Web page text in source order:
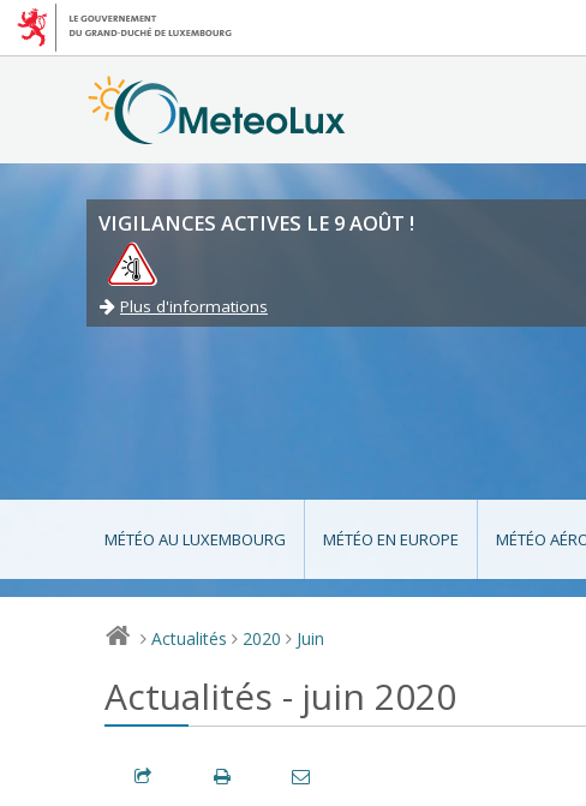
VIGILANCES ACTIVES LE 9 AOÛT !
Plus d'informations
MÉTÉO AU LUXEMBOURG MÉTÉO EN EUROPE MÉTÉO
> Actualités > 2020 > Juin
Actualités - juin 2020